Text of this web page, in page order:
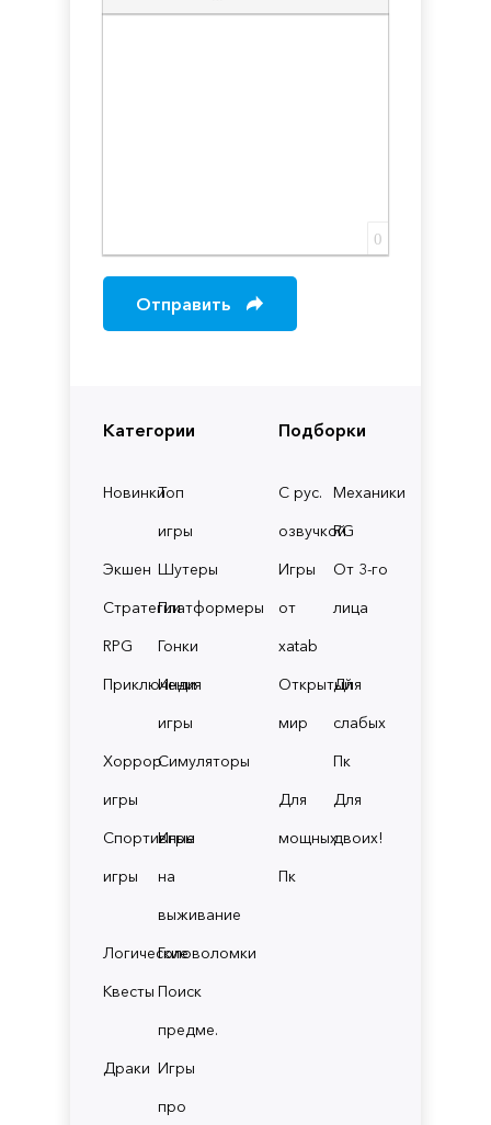
Категории
НовинкиТоп
игры
Экшен Шутеры
СтратегииПлатформеры
RPG
Гонки
Приключения
Инди
игры
Хоррор
игры
Симуляторы
Спортивные
игры
Игры
на
выживание
ЛогическиеГоловоломки
Квесты Поиск
предме.
Драки Игры
про
Подборки
С рус.
озвучкой
Механики
RG
Игры
от
xatab
От 3-го
лица
Открытый
мир
Для
слабых
Пк
Для
мощных
Пк
Для
двоих!
Вставка скрытого текста
Вставка цитаты
Вставка спойлера
0
Отправить